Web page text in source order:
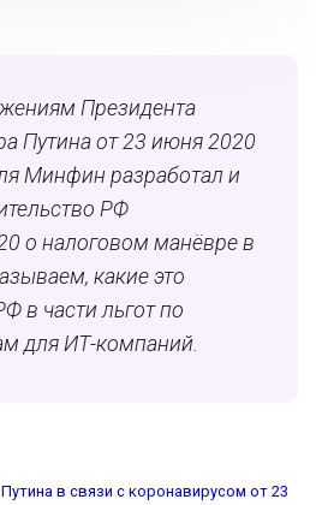
Президента
Путина от 23 июня 2020
Минфин разработал и
РФ
о налоговом манёвре в
какие это
в части льгот по
для ИТ-компаний.
в связи с коронавирусом от 23